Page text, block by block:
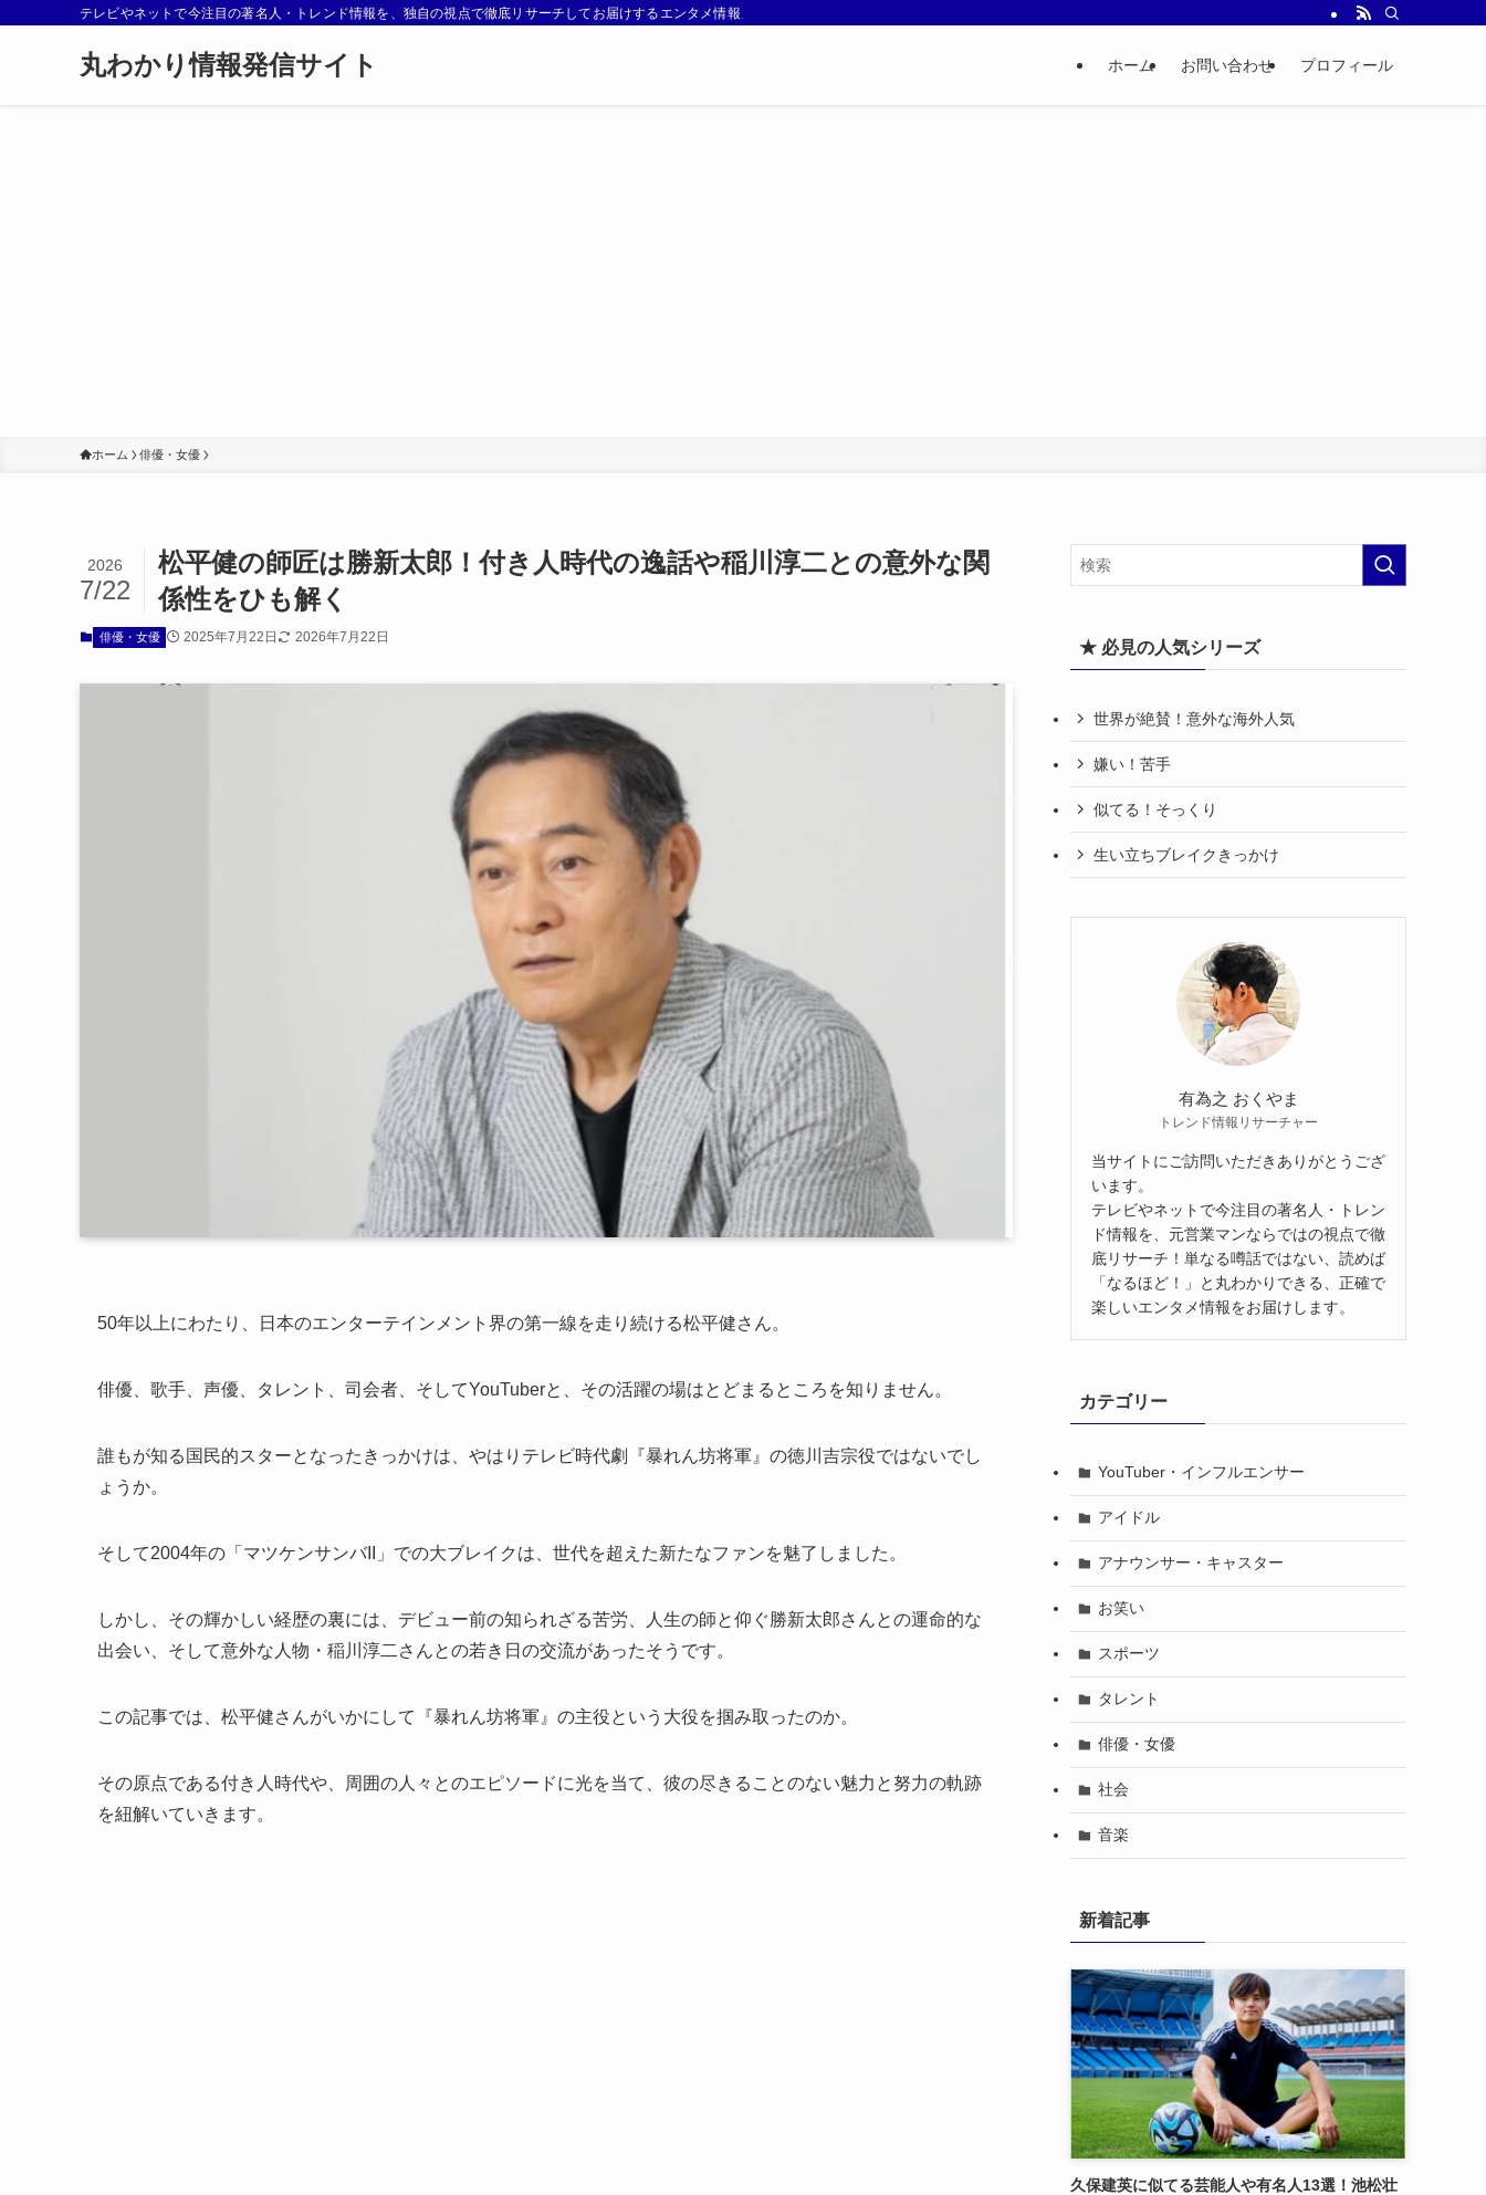
テレビやネットで今注目の著名人・トレンド情報を、独自の視点で徹底リサーチしてお届けするエンタメ情報メディアです。
丸わかり情報発信サイト ホーム お問い合わせ プロフィール
ホーム 俳優・女優
松平健の師匠は勝新太郎！付き人時代の逸話や稲川淳二との意外な関
係性をひも解く
2026
7/22
俳優・女優 2025年7月22日 2026年7月22日
50年以上にわたり、日本のエンターテインメント界の第一線を走り続ける松平健さん。
俳優、歌手、声優、タレント、司会者、そしてYouTuberと、その活躍の場はとどまるところを知りません。
誰もが知る国民的スターとなったきっかけは、やはりテレビ時代劇『暴れん坊将軍』の徳川吉宗役ではないでし
ょうか。
そして2004年の「マツケンサンバII」での大ブレイクは、世代を超えた新たなファンを魅了しました。
しかし、その輝かしい経歴の裏には、デビュー前の知られざる苦労、人生の師と仰ぐ勝新太郎さんとの運命的な
出会い、そして意外な人物・稲川淳二さんとの若き日の交流があったそうです。
この記事では、松平健さんがいかにして『暴れん坊将軍』の主役という大役を掴み取ったのか。
その原点である付き人時代や、周囲の人々とのエピソードに光を当て、彼の尽きることのない魅力と努力の軌跡
を紐解いていきます。
★ 必見の人気シリーズ
世界が絶賛！意外な海外人気
嫌い！苦手
似てる！そっくり
生い立ちブレイクきっかけ
有為之 おくやま
トレンド情報リサーチャー
当サイトにご訪問いただきありがとうござ
います。
テレビやネットで今注目の著名人・トレン
ド情報を、元営業マンならではの視点で徹
底リサーチ！単なる噂話ではない、読めば
「なるほど！」と丸わかりできる、正確で
楽しいエンタメ情報をお届けします。
カテゴリー
YouTuber・インフルエンサー
アイドル
アナウンサー・キャスター
お笑い
スポーツ
タレント
俳優・女優
社会
音楽
新着記事
久保建英に似てる芸能人や有名人13選！池松壮